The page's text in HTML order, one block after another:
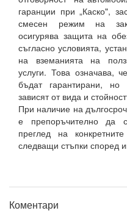
гаранции при „Каско",
смесен режим на
осигурява защита на
съгласно условията,
на вземанията на
услуги. Това означава,
бъдат гарантирани,
зависят от вида и
При наличие на
е препоръчително да
преглед на
следващи стъпки според
Коментари